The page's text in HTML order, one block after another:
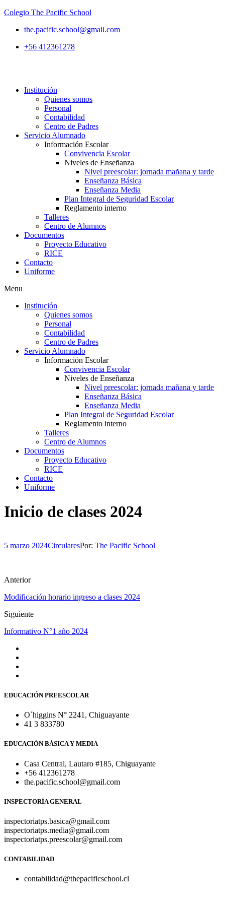
Colegio The Pacific School
the.pacific.school@gmail.com
+56 412361278
Institución
Quienes somos
Personal
Contabilidad
Centro de Padres
Servicio Alumnado
Información Escolar
Convivencia Escolar
Niveles de Enseñanza
Nivel preescolar: jornada mañana y tarde
Enseñanza Básica
Enseñanza Media
Plan Integral de Seguridad Escolar
Reglamento interno
Talleres
Centro de Alumnos
Documentos
Proyecto Educativo
RICE
Contacto
Uniforme
Menu
Institución
Quienes somos
Personal
Contabilidad
Centro de Padres
Servicio Alumnado
Información Escolar
Convivencia Escolar
Niveles de Enseñanza
Nivel preescolar: jornada mañana y tarde
Enseñanza Básica
Enseñanza Media
Plan Integral de Seguridad Escolar
Reglamento interno
Talleres
Centro de Alumnos
Documentos
Proyecto Educativo
RICE
Contacto
Uniforme
Inicio de clases 2024
5 marzo 2024CircularesPor: The Pacific School
Anterior
Modificación horario ingreso a clases 2024
Siguiente
Informativo N°1 año 2024
EDUCACIÓN PREESCOLAR
O´higgins N° 2241, Chiguayante
41 3 833780
EDUCACIÓN BÁSICA Y MEDIA
Casa Central, Lautaro #185, Chiguayante
+56 412361278
the.pacific.school@gmail.com
INSPECTORÍA GENERAL
inspectoriatps.basica@gmail.com
inspectoriatps.media@gmail.com
inspectoriatps.preescolar@gmail.com
CONTABILIDAD
contabilidad@thepacificschool.cl